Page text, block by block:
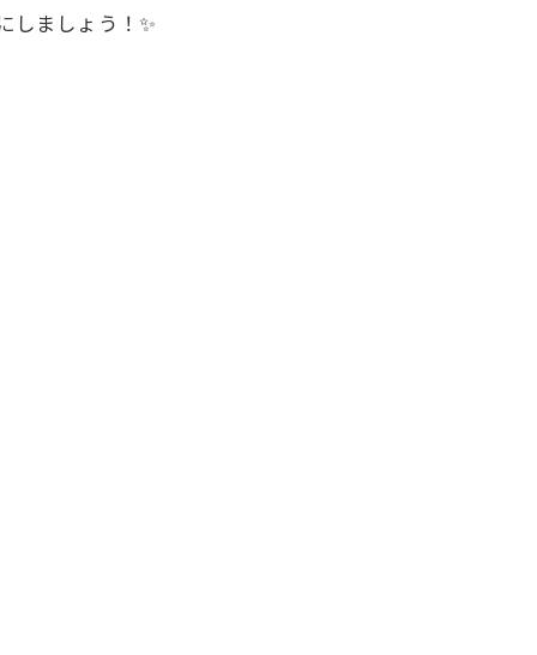
しましょう！✨